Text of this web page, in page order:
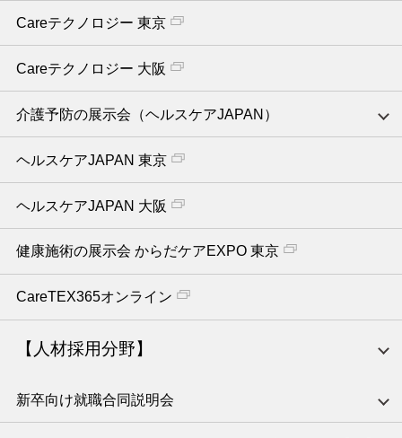
Careテクノロジー 東京
Careテクノロジー 大阪
介護予防の展示会（ヘルスケアJAPAN）
ヘルスケアJAPAN 東京
ヘルスケアJAPAN 大阪
健康施術の展示会 からだケアEXPO 東京
CareTEX365オンライン
【人材採用分野】
新卒向け就職合同説明会